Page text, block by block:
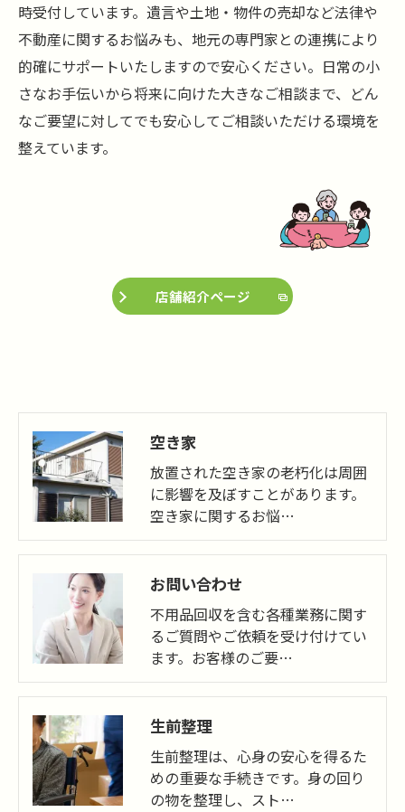
時受付しています。遺言や土地・物件の売却など法律や
不動産に関するお悩みも、地元の専門家との連携により
的確にサポートいたしますので安心ください。日常の小
さなお手伝いから将来に向けた大きなご相談まで、どん
なご要望に対してでも安心してご相談いただける環境を
整えています。
店舗紹介ページ
空き家
放置された空き家の老朽化は周囲
に影響を及ぼすことがあります。
空き家に関するお悩…
お問い合わせ
不用品回収を含む各種業務に関す
るご質問やご依頼を受け付けてい
ます。お客様のご要…
生前整理
生前整理は、心身の安心を得るた
めの重要な手続きです。身の回り
の物を整理し、スト…